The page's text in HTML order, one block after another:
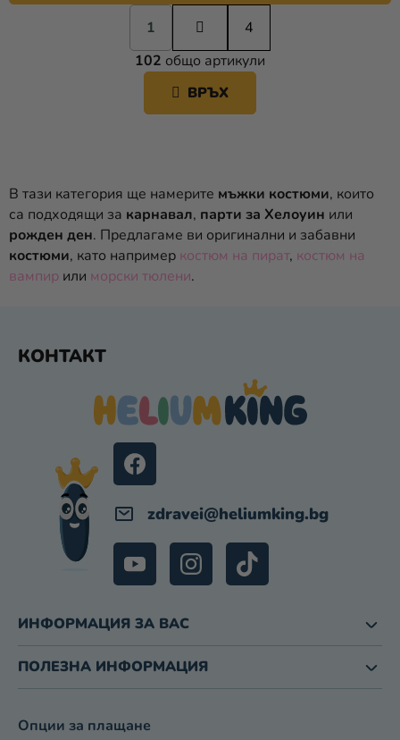
К
О
Н
Т
И
Е
Л
Е
А
И
Я
В
А
Н
П
а
г
и
а
ц
1
4
102 общо артикули
ВРЪХ
В тази категория ще намерите мъжки костюми, които
са подходящи за карнавал, парти за Хелоуин или
рожден ден. Предлагаме ви оригинални и забавни
костюми, като например костюм на пират, костюм на
вампир или морски тюлени.
КОНТАКТ
zdravei@heliumking.bg
ИНФОРМАЦИЯ ЗА ВАС
ПОЛЕЗНА ИНФОРМАЦИЯ
Опции за плащане